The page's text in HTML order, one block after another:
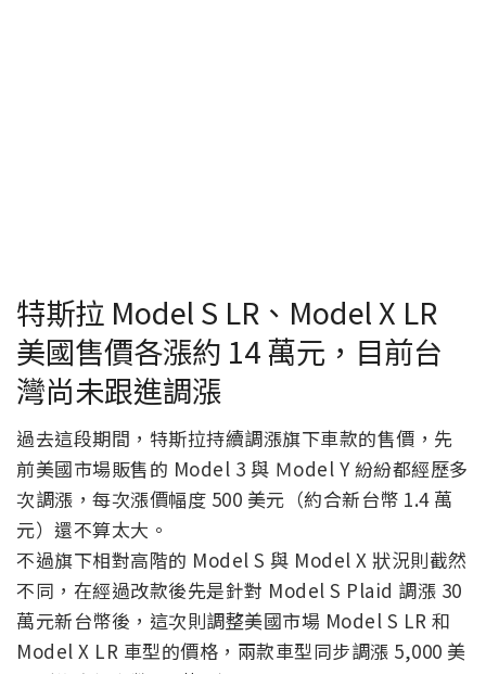
特斯拉 Model S LR、Model X LR
美國售價各漲約 14 萬元，目前台
灣尚未跟進調漲
過去這段期間，特斯拉持續調漲旗下車款的售價，先
前美國市場販售的 Model 3 與 Ｍodel Y 紛紛都經歷多
次調漲，每次漲價幅度 500 美元（約合新台幣 1.4 萬
元）還不算太大。
不過旗下相對高階的 Model S 與 Model X 狀況則截然
不同，在經過改款後先是針對 Model S Plaid 調漲 30
萬元新台幣後，這次則調整美國市場 Model S LR 和
Model X LR 車型的價格，兩款車型同步調漲 5,000 美